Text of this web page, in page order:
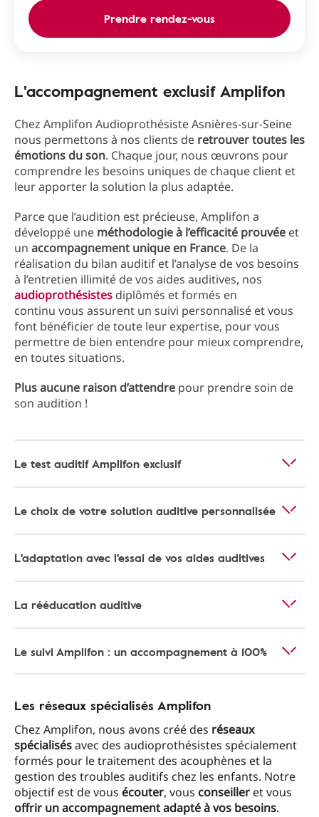
Prendre rendez-vous
L'accompagnement exclusif Amplifon
Chez Amplifon Audioprothésiste Asnières-sur-Seine
nous permettons à nos clients de retrouver toutes les
émotions du son. Chaque jour, nous œuvrons pour
comprendre les besoins uniques de chaque client et
leur apporter la solution la plus adaptée.
Parce que l’audition est précieuse, Amplifon a
développé une méthodologie à l’efficacité prouvée et
un accompagnement unique en France. De la
réalisation du bilan auditif et l’analyse de vos besoins
à l’entretien illimité de vos aides auditives, nos
audioprothésistes diplômés et formés en
continu vous assurent un suivi personnalisé et vous
font bénéficier de toute leur expertise, pour vous
permettre de bien entendre pour mieux comprendre,
en toutes situations.
Plus aucune raison d’attendre pour prendre soin de
son audition !
Le test auditif Amplifon exclusif
Le choix de votre solution auditive personnalisée
L'adaptation avec l'essai de vos aides auditives
La rééducation auditive
Le suivi Amplifon : un accompagnement à 100%
Les réseaux spécialisés Amplifon
Chez Amplifon, nous avons créé des réseaux
spécialisésavec des audioprothésistes spécialement
formés pour le traitement des acouphènes et la
gestion des troubles auditifs chez les enfants. Notre
objectif est de vous écouter, vous conseiller et vous
offrir un accompagnement adapté à vos besoins.